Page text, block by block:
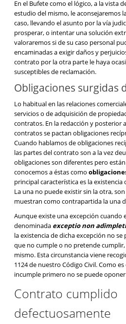
En el Bufete como el lógico, a la vista
estudio del mismo, le aconsejaremos
caso, llevando el asunto por la vía
prosperar, o intentar una solución
valoraremos si de su caso personal
encaminadas a exigir daños y
contrato por la otra parte le haya
susceptibles de reclamación.
Obligaciones surgidas
Lo habitual en las relaciones
servicios o de adquisición de
contratos. En la redacción y posterior
contratos se pactan obligaciones
Cuando hablamos de obligaciones
las partes del contrato son a la vez
obligaciones son diferentes pero están
conocemos a éstas como
principal característica es la
La una no puede existir sin la otra,
muestran como contrapartida la una
Aunque existe una excepción cuando
denominada exceptio non
la existencia de dicha excepción no
que no cumple o no pretende
mismo. Esta circunstancia viene
1124 de nuestro Código Civil. Como
incumple primero no se puede
Contrato cumplido
defectuosamente